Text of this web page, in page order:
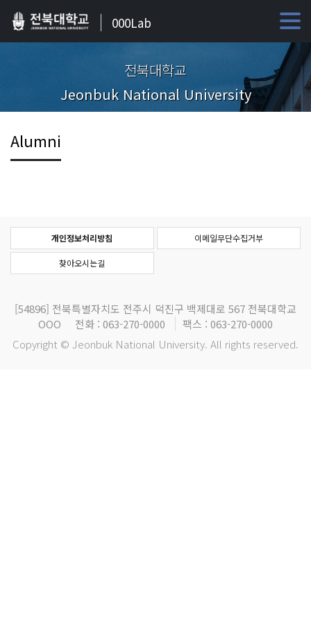
000Lab
전북대학교
Jeonbuk National University
Alumni
개인정보처리방침 이메일무단수집거부
찾아오시는길
[54896] 전북특별자치도 전주시 덕진구 백제대로 567 전북대학교
OOO
전화 : 063-270-0000
팩스 : 063-270-0000
Copyright © Jeonbuk National University. All rights reserved.